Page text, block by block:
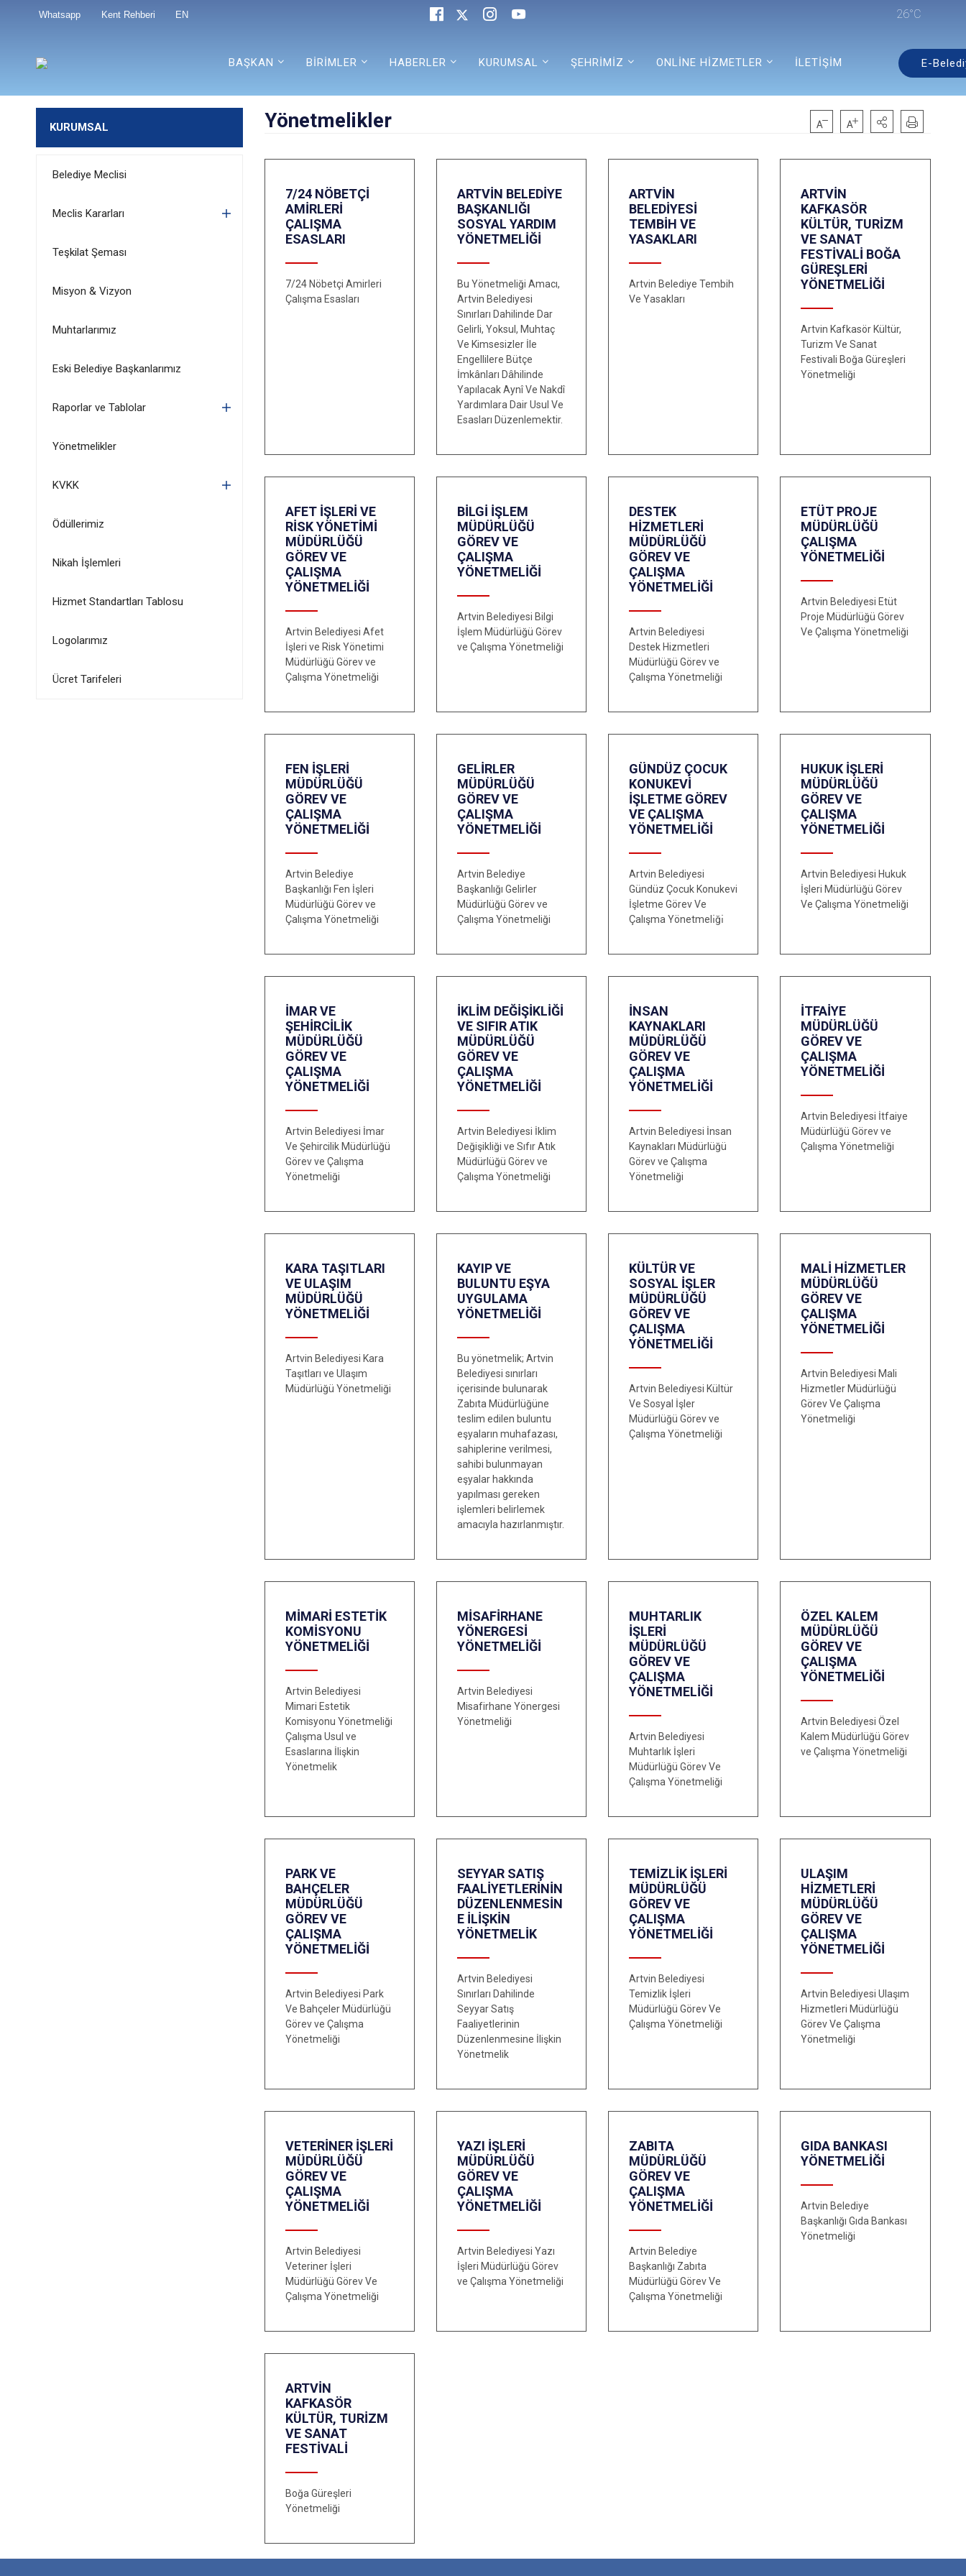
Whatsapp Kent Rehberi EN 26°C
BAŞKAN BİRİMLER HABERLER KURUMSAL ŞEHRİMİZ ONLİNE HİZMETLER İLETİŞİM E-
KURUMSAL
Belediye Meclisi
Meclis Kararları
Teşkilat Şeması
Misyon & Vizyon
Muhtarlarımız
Eski Belediye Başkanlarımız
Raporlar ve Tablolar
Yönetmelikler
KVKK
Ödüllerimiz
Nikah İşlemleri
Hizmet Standartları Tablosu
Logolarımız
Ücret Tarifeleri
Yönetmelikler
7/24 NÖBETÇİ
AMİRLERİ
ÇALIŞMA
ESASLARI
7/24 Nöbetçi Amirleri
Çalışma Esasları
ARTVİN BELEDİYE
BAŞKANLIĞI
SOSYAL YARDIM
YÖNETMELİĞİ
Bu Yönetmeliği Amacı,
Artvin Belediyesi
Sınırları Dahilinde Dar
Gelirli, Yoksul, Muhtaç
Ve Kimsesizler İle
Engellilere Bütçe
İmkânları Dâhilinde
Yapılacak Aynî Ve Nakdî
Yardımlara Dair Usul Ve
Esasları Düzenlemektir.
ARTVİN
BELEDİYESİ
TEMBİH VE
YASAKLARI
Artvin Belediye Tembih
Ve Yasakları
ARTVİN
KAFKASÖR
KÜLTÜR, TURİZM
VE SANAT
FESTİVALİ BOĞA
GÜREŞLERİ
YÖNETMELİĞİ
Artvin Kafkasör Kültür,
Turizm Ve Sanat
Festivali Boğa Güreşleri
Yönetmeliği
AFET İŞLERİ VE
RİSK YÖNETİMİ
MÜDÜRLÜĞÜ
GÖREV VE
ÇALIŞMA
YÖNETMELİĞİ
Artvin Belediyesi Afet
İşleri ve Risk Yönetimi
Müdürlüğü Görev ve
Çalışma Yönetmeliği
BİLGİ İŞLEM
MÜDÜRLÜĞÜ
GÖREV VE
ÇALIŞMA
YÖNETMELİĞİ
Artvin Belediyesi Bilgi
İşlem Müdürlüğü Görev
ve Çalışma Yönetmeliği
DESTEK
HİZMETLERİ
MÜDÜRLÜĞÜ
GÖREV VE
ÇALIŞMA
YÖNETMELİĞİ
Artvin Belediyesi
Destek Hizmetleri
Müdürlüğü Görev ve
Çalışma Yönetmeliği
ETÜT PROJE
MÜDÜRLÜĞÜ
ÇALIŞMA
YÖNETMELİĞİ
Artvin Belediyesi Etüt
Proje Müdürlüğü Görev
Ve Çalışma Yönetmeliği
FEN İŞLERİ
MÜDÜRLÜĞÜ
GÖREV VE
ÇALIŞMA
YÖNETMELİĞİ
Artvin Belediye
Başkanlığı Fen İşleri
Müdürlüğü Görev ve
Çalışma Yönetmeliği
GELİRLER
MÜDÜRLÜĞÜ
GÖREV VE
ÇALIŞMA
YÖNETMELİĞİ
Artvin Belediye
Başkanlığı Gelirler
Müdürlüğü Görev ve
Çalışma Yönetmeliği
GÜNDÜZ ÇOCUK
KONUKEVİ
İŞLETME GÖREV
VE ÇALIŞMA
YÖNETMELİĞİ
Artvin Belediyesi
Gündüz Çocuk Konukevi
İşletme Görev Ve
Çalışma Yönetmelı̇ğı̇
HUKUK İŞLERİ
MÜDÜRLÜĞÜ
GÖREV VE
ÇALIŞMA
YÖNETMELİĞİ
Artvin Belediyesi Hukuk
İşleri Müdürlüğü Görev
Ve Çalışma Yönetmeliği
İMAR VE
ŞEHİRCİLİK
MÜDÜRLÜĞÜ
GÖREV VE
ÇALIŞMA
YÖNETMELİĞİ
Artvin Belediyesi İmar
Ve Şehircilik Müdürlüğü
Görev ve Çalışma
Yönetmeliği
İKLİM DEĞİŞİKLİĞİ
VE SIFIR ATIK
MÜDÜRLÜĞÜ
GÖREV VE
ÇALIŞMA
YÖNETMELİĞİ
Artvin Belediyesi İklim
Değişikliği ve Sıfır Atık
Müdürlüğü Görev ve
Çalışma Yönetmeliği
İNSAN
KAYNAKLARI
MÜDÜRLÜĞÜ
GÖREV VE
ÇALIŞMA
YÖNETMELİĞİ
Artvin Belediyesi İnsan
Kaynakları Müdürlüğü
Görev ve Çalışma
Yönetmeliği
İTFAİYE
MÜDÜRLÜĞÜ
GÖREV VE
ÇALIŞMA
YÖNETMELİĞİ
Artvin Belediyesi İtfaiye
Müdürlüğü Görev ve
Çalışma Yönetmeliği
KARA TAŞITLARI
VE ULAŞIM
MÜDÜRLÜĞÜ
YÖNETMELİĞİ
Artvin Belediyesi Kara
Taşıtları ve Ulaşım
Müdürlüğü Yönetmeliği
KAYIP VE
BULUNTU EŞYA
UYGULAMA
YÖNETMELİĞİ
Bu yönetmelik; Artvin
Belediyesi sınırları
içerisinde bulunarak
Zabıta Müdürlüğüne
teslim edilen buluntu
eşyaların muhafazası,
sahiplerine verilmesi,
sahibi bulunmayan
eşyalar hakkında
yapılması gereken
işlemleri belirlemek
amacıyla hazırlanmıştır.
KÜLTÜR VE
SOSYAL İŞLER
MÜDÜRLÜĞÜ
GÖREV VE
ÇALIŞMA
YÖNETMELİĞİ
Artvin Belediyesi Kültür
Ve Sosyal İşler
Müdürlüğü Görev ve
Çalışma Yönetmeliği
MALİ HİZMETLER
MÜDÜRLÜĞÜ
GÖREV VE
ÇALIŞMA
YÖNETMELİĞİ
Artvin Belediyesi Mali
Hizmetler Müdürlüğü
Görev Ve Çalışma
Yönetmeliği
MİMARİ ESTETİK
KOMİSYONU
YÖNETMELİĞİ
Artvin Belediyesi
Mimari Estetik
Komisyonu Yönetmeliği
Çalışma Usul ve
Esaslarına İlişkin
Yönetmelik
MİSAFİRHANE
YÖNERGESİ
YÖNETMELİĞİ
Artvin Belediyesi
Misafirhane Yönergesi
Yönetmeliği
MUHTARLIK
İŞLERİ
MÜDÜRLÜĞÜ
GÖREV VE
ÇALIŞMA
YÖNETMELİĞİ
Artvin Belediyesi
Muhtarlık İşleri
Müdürlüğü Görev Ve
Çalışma Yönetmeliği
ÖZEL KALEM
MÜDÜRLÜĞÜ
GÖREV VE
ÇALIŞMA
YÖNETMELİĞİ
Artvin Belediyesi Özel
Kalem Müdürlüğü Görev
ve Çalışma Yönetmeliği
PARK VE
BAHÇELER
MÜDÜRLÜĞÜ
GÖREV VE
ÇALIŞMA
YÖNETMELİĞİ
Artvin Belediyesi Park
Ve Bahçeler Müdürlüğü
Görev ve Çalışma
Yönetmeliği
SEYYAR SATIŞ
FAALİYETLERİNİN
DÜZENLENMESİN
E İLİŞKİN
YÖNETMELİK
Artvin Belediyesi
Sınırları Dahilinde
Seyyar Satış
Faaliyetlerinin
Düzenlenmesine İlişkin
Yönetmelik
TEMİZLİK İŞLERİ
MÜDÜRLÜĞÜ
GÖREV VE
ÇALIŞMA
YÖNETMELİĞİ
Artvin Belediyesi
Temizlik İşleri
Müdürlüğü Görev Ve
Çalışma Yönetmeliği
ULAŞIM
HİZMETLERİ
MÜDÜRLÜĞÜ
GÖREV VE
ÇALIŞMA
YÖNETMELİĞİ
Artvin Belediyesi Ulaşım
Hizmetleri Müdürlüğü
Görev Ve Çalışma
Yönetmeliği
VETERİNER İŞLERİ
MÜDÜRLÜĞÜ
GÖREV VE
ÇALIŞMA
YÖNETMELİĞİ
Artvin Belediyesi
Veteriner İşleri
Müdürlüğü Görev Ve
Çalışma Yönetmeliği
YAZI İŞLERİ
MÜDÜRLÜĞÜ
GÖREV VE
ÇALIŞMA
YÖNETMELİĞİ
Artvin Belediyesi Yazı
İşleri Müdürlüğü Görev
ve Çalışma Yönetmeliği
ZABITA
MÜDÜRLÜĞÜ
GÖREV VE
ÇALIŞMA
YÖNETMELİĞİ
Artvin Belediye
Başkanlığı Zabıta
Müdürlüğü Görev Ve
Çalışma Yönetmeliği
GIDA BANKASI
YÖNETMELİĞİ
Artvin Belediye
Başkanlığı Gıda Bankası
Yönetmeliği
ARTVİN
KAFKASÖR
KÜLTÜR, TURİZM
VE SANAT
FESTİVALİ
Boğa Güreşleri
Yönetmeliği